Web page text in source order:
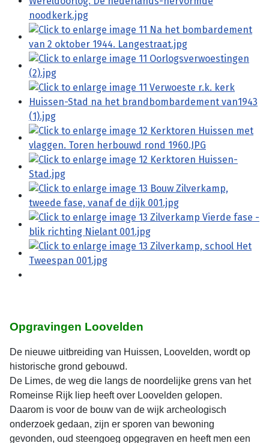
Opgravingen Loovelden
De nieuwe uitbreiding van Huissen, Loovelden, wordt op
historische grond gebouwd.
De Limes, de weg die langs de noordelijke grens van het
Romeinse Rijk liep heeft over Loovelden gelopen.
Daarom is voor de bouw van de wijk archeologisch
onderzoek gedaan, zijn er sporen van bewoning
gevonden, oud steengoeg opgegraven en heeft men een